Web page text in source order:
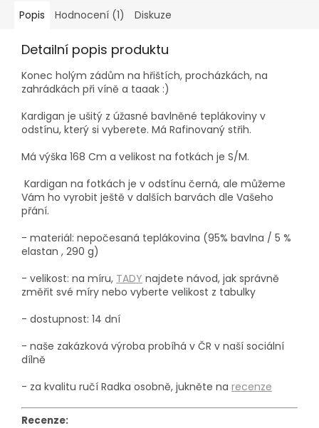
Popis Hodnocení (1) Diskuze
Detailní popis produktu
Konec holým zádům na hřištích, procházkách, na
zahrádkách při víně a taaak :)
Kardigan je ušitý z úžasné bavlněné teplákoviny v
odstínu, který si vyberete. Má Rafinovaný střih.
Má výška 168 Cm a velikost na fotkách je S/M.
Kardigan na fotkách je v odstínu černá, ale můžeme
Vám ho vyrobit ještě v dalších barvách dle Vašeho
přání.
- materiál: nepočesaná teplákovina (95% bavlna / 5 %
elastan , 290 g)
- velikost: na míru, TADY najdete návod, jak správně
změřit své míry nebo vyberte velikost z tabulky
- dostupnost: 14 dní
- naše zakázková výroba probíhá v ČR v naší sociální
dílně
- za kvalitu ručí Radka osobně, jukněte na recenze
Recenze: